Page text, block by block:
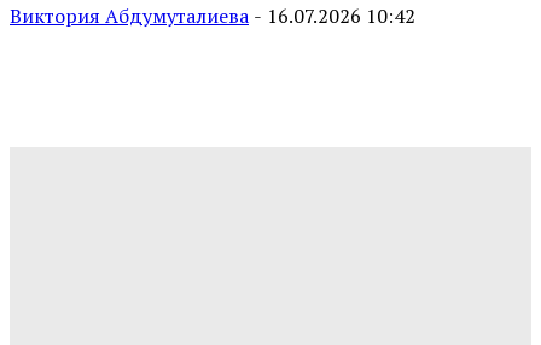
Виктория Абдумуталиева - 16.07.2026 10:42